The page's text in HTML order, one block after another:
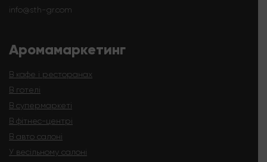
info@sth-gr.com
Аромамаркетинг
В кафе і ресторанах
В готелі
В супермаркеті
В фітнес-центрі
В авто салоні
У весільному салоні